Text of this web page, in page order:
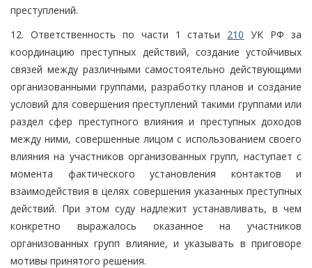
преступлений.
12. Ответственность по части 1 статьи 210 УК РФ за
координацию преступных действий, создание устойчивых
связей между различными самостоятельно действующими
организованными группами, разработку планов и создание
условий для совершения преступлений такими группами или
раздел сфер преступного влияния и преступных доходов
между ними, совершенные лицом с использованием своего
влияния на участников организованных групп, наступает с
момента фактического установления контактов и
взаимодействия в целях совершения указанных преступных
действий. При этом суду надлежит устанавливать, в чем
конкретно выражалось оказанное на участников
организованных групп влияние, и указывать в приговоре
мотивы принятого решения.